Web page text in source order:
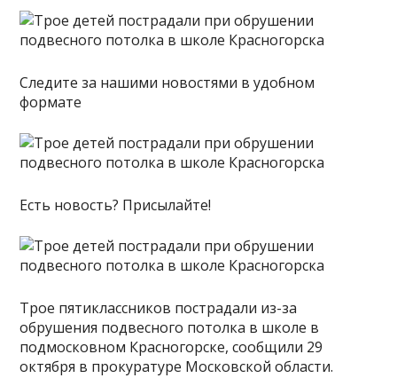
Следите за нашими новостями в удобном
формате
Есть новость? Присылайте!
Трое пятиклассников пострадали из-за
обрушения подвесного потолка в школе в
подмосковном Красногорске, сообщили 29
октября в прокуратуре Московской области.